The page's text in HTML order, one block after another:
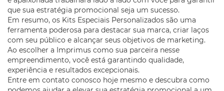
que sua estratégia promocional seja um sucesso.
Em resumo, os Kits Especiais Personalizados são uma
ferramenta poderosa para destacar sua marca, criar laços
com seu público e alcançar seus objetivos de marketing.
Ao escolher a Imprimus como sua parceira nesse
empreendimento, você está garantindo qualidade,
experiência e resultados excepcionais.
Entre em contato conosco hoje mesmo e descubra como